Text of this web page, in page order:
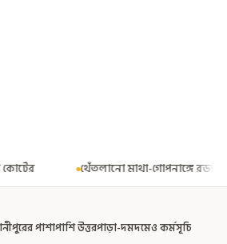
গোপনাঙ্গে রড! বিজেপিশাসিত অসমে
পাশাপাশি উত্তরপাড়া-দমদমেও কর্মসূচি